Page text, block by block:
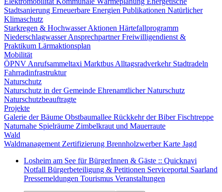
Stadtsanierung Erneuerbare Energien Publikationen Natürlicher
Klimaschutz
Starkregen & HochwasserAktionen Härtefallprogramm
NiederschlagwasserAnsprechpartnerFreiwilligendienst &
Praktikum Lärmaktionsplan
Mobilität
ÖPNV Anrufsammeltaxi Marktbus Alltagsradverkehr Stadtradeln
Fahrradinfrastruktur
Naturschutz
Naturschutz in der Gemeinde Ehrenamtlicher Naturschutz
Naturschutzbeauftragte
Projekte
Galerie der Bäume Obstbaumallee Rückkehr der BiberFischtreppe
Naturnahe Spielräume Zimbelkraut und Mauerraute
Wald
Waldmanagement Zertifizierung BrennholzwerberKarte Jagd
Losheim am See für BürgerInnen & Gäste :: Quicknavi
Notfall Bürgerbeteiligung & Petitionen Serviceportal Saarland
Pressemeldungen Tourismus Veranstaltungen